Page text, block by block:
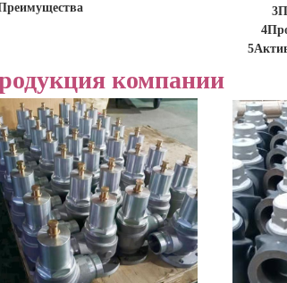
компании